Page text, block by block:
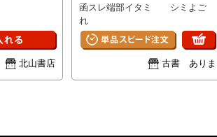
北山書店
函スレ端部イタミ シミよご
れ
古書 ありま